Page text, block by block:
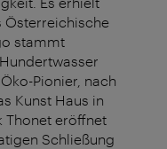
Österreichische
stammt
Pionier, nach
Kunst Haus in
Thonet eröffnet
Schließung